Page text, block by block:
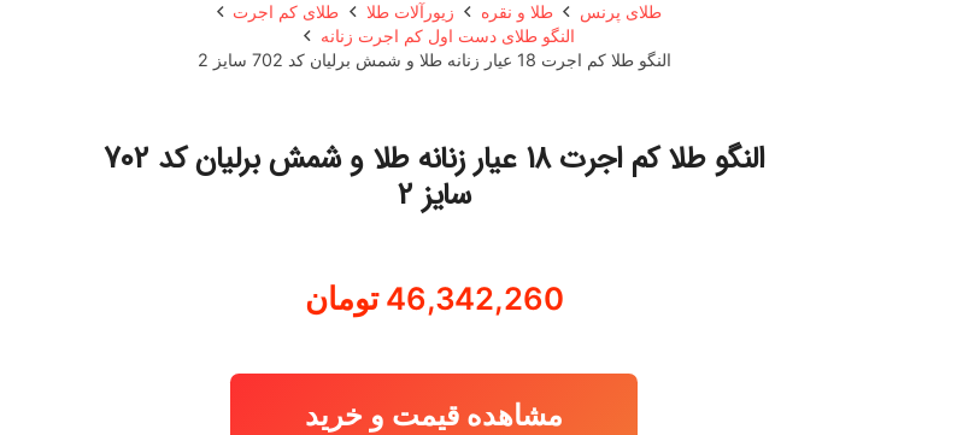
طلای پرنس طلا و نقره زیورآلات طلا
طلای کم اجرت
النگو طلای دست اول کم اجرت زنانه
النگو طلا کم اجرت 18 عیار زنانه طلا و شمش برلیان کد 702 سایز 2
النگو طلا کم اجرت 18 عیار زنانه طلا و شمش برلیان کد 702
سایز 2
46,342,260 تومان
مشاهده قیمت و خرید